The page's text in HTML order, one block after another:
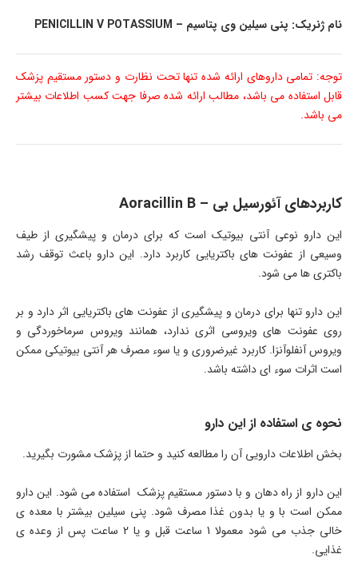
نام ژنریک: پنی سیلین وی پتاسیم – PENICILLIN V POTASSIUM
توجه: تمامی داروهای ارائه شده تنها تحت نظارت و دستور مستقیم پزشک
قابل استفاده می باشد، مطالب ارائه شده صرفا جهت کسب اطلاعات بیشتر
می باشد.
کاربردهای آئورسیل بی – Aoracillin B
این دارو نوعی آنتی بیوتیک است که برای درمان و پیشگیری از طیف
وسیعی از عفونت های باکتریایی کاربرد دارد. این دارو باعث توقف رشد
باکتری ها می شود.
این دارو تنها برای درمان و پیشگیری از عفونت های باکتریایی اثر دارد و بر
روی عفونت های ویروسی اثری ندارد، همانند ویروس سرماخوردگی و
ویروس آنفلوآنزا. کاربرد غیرضروری و یا سوء مصرف هر آنتی بیوتیکی ممکن
است اثرات سوء ای داشته باشد.
نحوه ی استفاده از این دارو
بخش اطلاعات دارویی آن را مطالعه کنید و حتما از پزشک مشورت بگیرید.
این دارو از راه دهان و با دستور مستقیم پزشک استفاده می شود. این دارو
ممکن است با و یا بدون غذا مصرف شود. پنی سیلین بیشتر با معده ی
خالی جذب می شود معمولا 1 ساعت قبل و یا 2 ساعت پس از وعده ی
غذایی.